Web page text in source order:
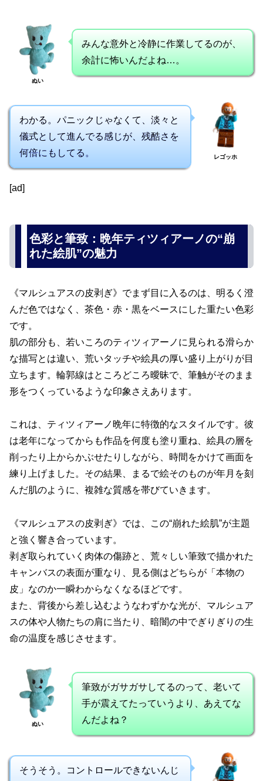
ぬい
みんな意外と冷静に作業してるのが、
余計に怖いんだよね…。
わかる。パニックじゃなくて、淡々と
儀式として進んでる感じが、残酷さを
何倍にもしてる。
レゴッホ
[ad]
色彩と筆致：晩年ティツィアーノの“崩
れた絵肌”の魅力
《マルシュアスの皮剥ぎ》でまず目に入るのは、明るく澄
んだ色ではなく、茶色・赤・黒をベースにした重たい色彩
です。
肌の部分も、若いころのティツィアーノに見られる滑らか
な描写とは違い、荒いタッチや絵具の厚い盛り上がりが目
立ちます。輪郭線はところどころ曖昧で、筆触がそのまま
形をつくっているような印象さえあります。
これは、ティツィアーノ晩年に特徴的なスタイルです。彼
は老年になってからも作品を何度も塗り重ね、絵具の層を
削ったり上からかぶせたりしながら、時間をかけて画面を
練り上げました。その結果、まるで絵そのものが年月を刻
んだ肌のように、複雑な質感を帯びていきます。
《マルシュアスの皮剥ぎ》では、この“崩れた絵肌”が主題
と強く響き合っています。
剥ぎ取られていく肉体の傷跡と、荒々しい筆致で描かれた
キャンバスの表面が重なり、見る側はどちらが「本物の
皮」なのか一瞬わからなくなるほどです。
また、背後から差し込むようなわずかな光が、マルシュア
スの体や人物たちの肩に当たり、暗闇の中でぎりぎりの生
命の温度を感じさせます。
ぬい
筆致がガサガサしてるのって、老いて
手が震えてたっていうより、あえてな
んだよね？
そうそう。コントロールできないんじ